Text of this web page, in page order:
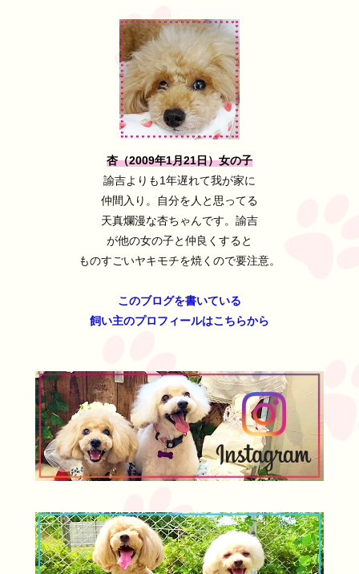
杏（2009年1月21日）女の子
諭吉よりも1年遅れて我が家に
仲間入り。自分を人と思ってる
天真爛漫な杏ちゃんです。諭吉
が他の女の子と仲良くすると
ものすごいヤキモチを焼くので要注意。
このブログを書いている
飼い主のプロフィールはこちらから